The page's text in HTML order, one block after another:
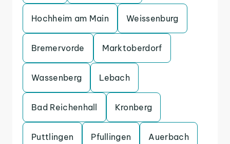
Hochheim am Main Weissenburg
Bremervorde Marktoberdorf
Wassenberg Lebach
Bad Reichenhall Kronberg
Puttlingen Pfullingen Auerbach